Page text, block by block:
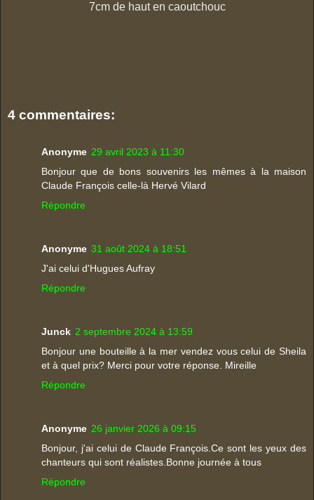
7cm de haut en caoutchouc
4 commentaires:
Anonyme 29 avril 2023 à 11:30
Bonjour que de bons souvenirs les mêmes à la maison
Claude François celle-là Hervé Vilard
Répondre
Anonyme 31 août 2024 à 18:51
J'ai celui d'Hugues Aufray
Répondre
Junck 2 septembre 2024 à 13:59
Bonjour une bouteille à la mer vendez vous celui de Sheila
et à quel prix? Merci pour votre réponse. Mireille
Répondre
Anonyme 26 janvier 2026 à 09:15
Bonjour, j'ai celui de Claude François.Ce sont les yeux des
chanteurs qui sont réalistes.Bonne journée à tous
Répondre